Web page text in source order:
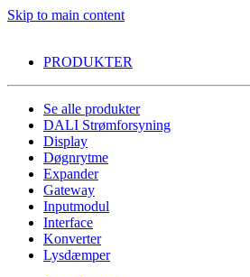
Skip to main content
PRODUKTER
Se alle produkter
DALI Strømforsyning
Display
Døgnrytme
Expander
Gateway
Inputmodul
Interface
Konverter
Lysdæmper